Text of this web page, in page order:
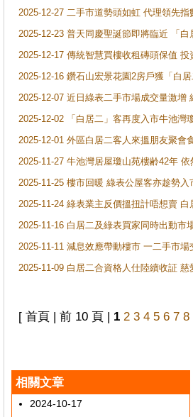
2025-12-27 二手市道勢頭如虹 代理領先
2025-12-23 普天同慶聖誕節即將臨近 「
2025-12-17 傳統智慧買樓收租磚頭保值
2025-12-16 鑽石山宏景花園2房戶獲「白
2025-12-07 近日綠表二手市場成交量激
2025-12-02 「白居二」客再度入市牛池灣
2025-12-01 外區白居二客人來搵朋友聚
2025-11-27 牛池灣居屋瓊山苑樓齢42年
2025-11-25 樓市回暖 綠表公屋客亦趁勢
2025-11-24 綠表業主反價搵扭計唔想賣
2025-11-16 白居二及綠表買家同時出動
2025-11-11 減息效應帶動樓市 一二手市
2025-11-09 白居二合資格人仕陸續收証
[ 首頁 | 前 10 頁 | 1 2 3 4 5 6 7 8
相關文章
2024-10-17